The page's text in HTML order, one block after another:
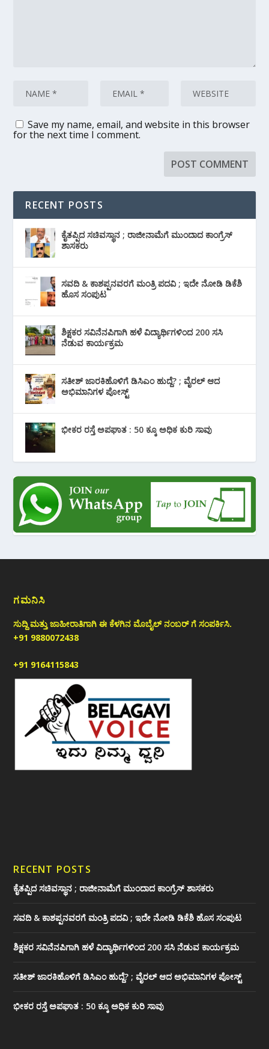
Save my name, email, and website in this browser
for the next time I comment.
RECENT POSTS
ಕೈತಪ್ಪಿದ ಸಚಿವಸ್ಥಾನ ; ರಾಜೀನಾಮೆಗೆ ಮುಂದಾದ ಕಾಂಗ್ರೆಸ್
‌ಶಾಸಕರು
ಸವದಿ & ಕಾಶಪ್ಪನವರಗೆ ಮಂತ್ರಿ ಪದವಿ ; ಇದೇ ನೋಡಿ‌ ಡಿಕೆಶಿ
ಹೊಸ ಸಂಪುಟ
ಶಿಕ್ಷಕರ ಸವಿನೆನಪಿಗಾಗಿ ಹಳೆ ವಿದ್ಯಾರ್ಥಿಗಳಿಂದ 200 ಸಸಿ
ನೆಡುವ ಕಾರ್ಯಕ್ರಮ
ಸತೀಶ್ ಜಾರಕಿಹೊಳಿಗೆ ಡಿಸಿಎಂ ಹುದ್ದೆ? ; ವೈರಲ್ ಆದ
ಅಭಿಮಾನಿಗಳ ಪೋಸ್ಟ್
ಭೀಕರ ರಸ್ತೆ ಅಪಘಾತ : 50 ಕ್ಕೂ ಅಧಿಕ ಕುರಿ ಸಾವು
ಗಮನಿಸಿ
ಸುದ್ದಿ ಮತ್ತು ಜಾಹೀರಾತಿಗಾಗಿ ಈ ಕೆಳಗಿನ ಮೊಬೈಲ್ ನಂಬರ್ ಗೆ ಸಂಪರ್ಕಿಸಿ.
+91 9880072438
+91 9164115843
RECENT POSTS
ಕೈತಪ್ಪಿದ ಸಚಿವಸ್ಥಾನ ; ರಾಜೀನಾಮೆಗೆ ಮುಂದಾದ ಕಾಂಗ್ರೆಸ್ ‌ಶಾಸಕರು
ಸವದಿ & ಕಾಶಪ್ಪನವರಗೆ ಮಂತ್ರಿ ಪದವಿ ; ಇದೇ ನೋಡಿ‌ ಡಿಕೆಶಿ ಹೊಸ ಸಂಪುಟ
ಶಿಕ್ಷಕರ ಸವಿನೆನಪಿಗಾಗಿ ಹಳೆ ವಿದ್ಯಾರ್ಥಿಗಳಿಂದ 200 ಸಸಿ ನೆಡುವ ಕಾರ್ಯಕ್ರಮ
ಸತೀಶ್ ಜಾರಕಿಹೊಳಿಗೆ ಡಿಸಿಎಂ ಹುದ್ದೆ? ; ವೈರಲ್ ಆದ ಅಭಿಮಾನಿಗಳ ಪೋಸ್ಟ್
ಭೀಕರ ರಸ್ತೆ ಅಪಘಾತ : 50 ಕ್ಕೂ ಅಧಿಕ ಕುರಿ ಸಾವು